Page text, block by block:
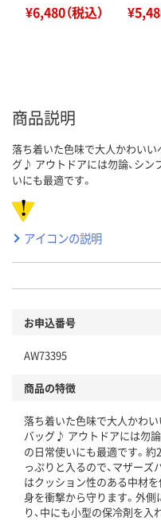
¥6,480（税込）
商品説明
落ち着いた色味で大人かわい
グ♪ アウトドアには勿論、シ
いにも最適です。
アイコンの説明
お申込番号
AW73395
商品の特徴
落ち着いた色味で大人かわ
バッグ♪ アウトドアには勿
の日常使いにも最適です。約
っぷりと入るので、マザー
はクッション性のある中材
身を衝撃から守ります。外
り、中にも小型の保冷剤を入